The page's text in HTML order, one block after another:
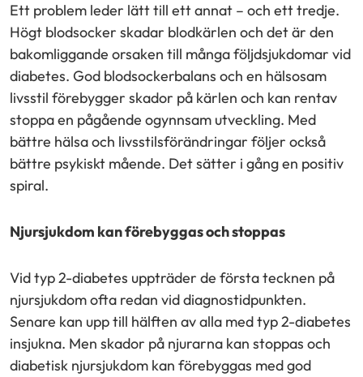
Ett problem leder lätt till ett annat – och ett tredje.
Högt blodsocker skadar blodkärlen och det är den
bakomliggande orsaken till många följdsjukdomar vid
diabetes. God blodsockerbalans och en hälsosam
livsstil förebygger skador på kärlen och kan rentav
stoppa en pågående ogynnsam utveckling. Med
bättre hälsa och livsstilsförändringar följer också
bättre psykiskt mående. Det sätter i gång en positiv
spiral.
Njursjukdom kan förebyggas och stoppas
Vid typ 2-diabetes uppträder de första tecknen på
njursjukdom ofta redan vid diagnostidpunkten.
Senare kan upp till hälften av alla med typ 2-diabetes
insjukna. Men skador på njurarna kan stoppas och
diabetisk njursjukdom kan förebyggas med god